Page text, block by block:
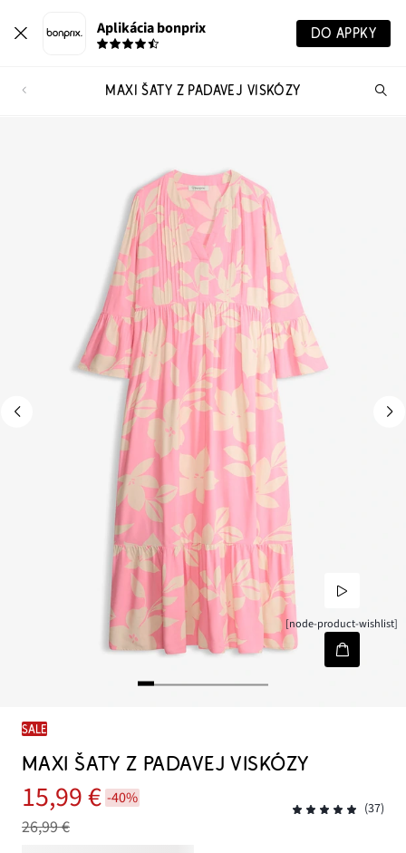
Aplikácia bonprix DO APPKY
MAXI ŠATY Z PADAVEJ VISKÓZY
[node-product-wishlist]
SALE
MAXI ŠATY Z PADAVEJ VISKÓZY
15,99 € -40%
26,99 €
(37)